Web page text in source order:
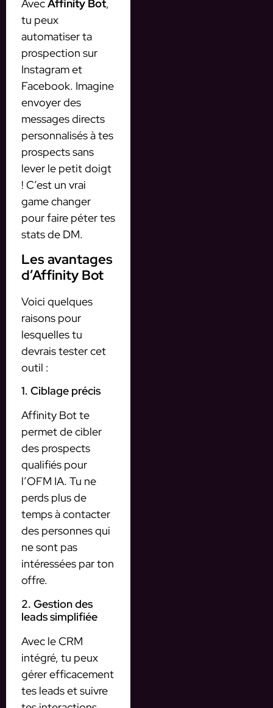
AvecAffinity Bot,
tu peux
automatiser ta
prospection sur
Instagram et
Facebook. Imagine
envoyer des
messages directs
personnalisés à tes
prospects sans
lever le petit doigt
! C’est un vrai
game changer
pour faire péter tes
stats de DM.
Les avantages
d’Affinity Bot
Voici quelques
raisons pour
lesquelles tu
devrais tester cet
outil :
1. Ciblage précis
Affinity Bot te
permet de cibler
des prospects
qualifiés pour
l’OFM IA. Tu ne
perds plus de
temps à contacter
des personnes qui
ne sont pas
intéressées par ton
offre.
2. Gestion des
leads simplifiée
Avec le CRM
intégré, tu peux
gérer efficacement
tes leads et suivre